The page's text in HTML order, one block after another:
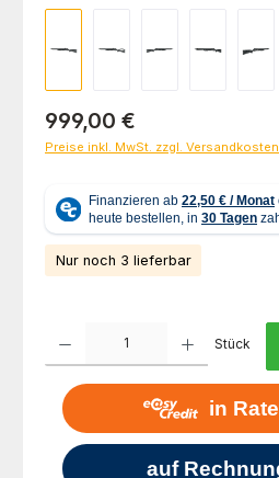
Regulärer Preis:
999,00 €
Preise inkl. MwSt. zzgl. Versandkosten
Nur noch 3 lieferbar
Stück